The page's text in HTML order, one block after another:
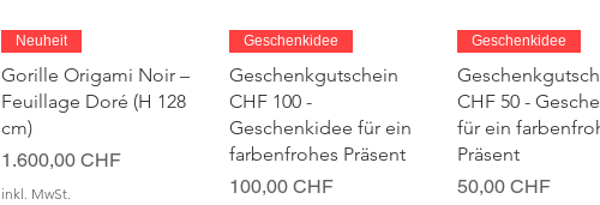
Schnellansicht
Neuheit
Gorille Origami Noir –
Feuillage Doré (H 128
cm)
Preis
1.600,00 CHF
inkl. MwSt.
Schnellansicht
Geschenkidee
Geschenkgutschein
CHF 100 -
Geschenkidee für ein
farbenfrohes Präsent
Preis
100,00 CHF
Geschenkidee
CHF 50 -
für ein
Präsent
Preis
50,00 CHF